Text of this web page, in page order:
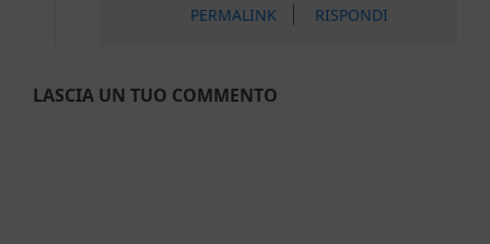
PERMALINK
RISPONDI
LASCIA UN TUO COMMENTO